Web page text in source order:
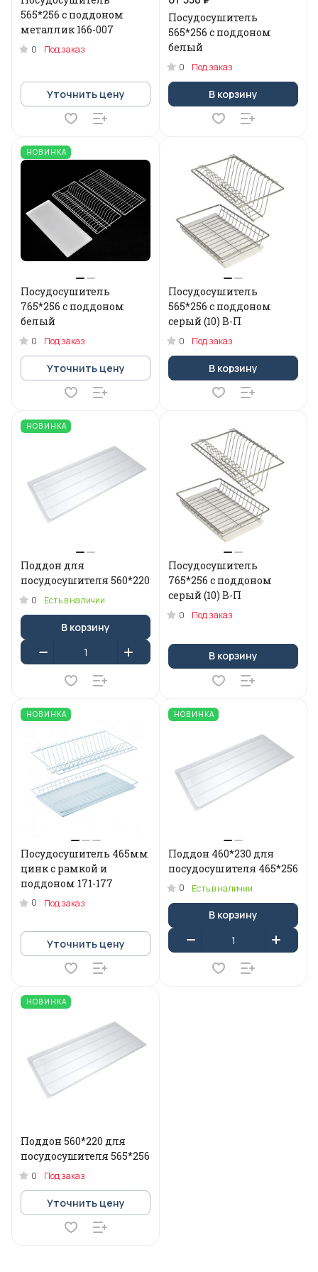
565*256 с поддоном
металлик 166-007
0 Под заказ
Уточнить цену
Посудосушитель
565*256 с поддоном
белый
0 Под заказ
В корзину
НОВИНКА
Посудосушитель
765*256 с поддоном
белый
0 Под заказ
Уточнить цену
Посудосушитель
565*256 с поддоном
серый (10) В-П
0 Под заказ
В корзину
НОВИНКА
Поддон для
посудосушителя 560*220
0 Есть в наличии
В корзину
Посудосушитель
765*256 с поддоном
серый (10) В-П
0 Под заказ
В корзину
НОВИНКА
Посудосушитель 465мм
цинк с рамкой и
поддоном 171-177
0 Под заказ
Уточнить цену
НОВИНКА
Поддон 460*230 для
посудосушителя 465*256
0 Есть в наличии
В корзину
НОВИНКА
Поддон 560*220 для
посудосушителя 565*256
0 Под заказ
Уточнить цену